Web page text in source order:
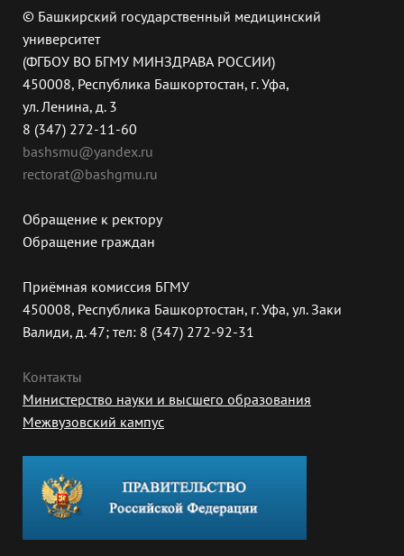
© Башкирский государственный медицинский
университет
(ФГБОУ ВО БГМУ МИНЗДРАВА РОССИИ)
450008, Республика Башкортостан, г. Уфа,
ул. Ленина, д. 3
8 (347) 272-11-60
bashsmu@yandex.ru
rectorat@bashgmu.ru
Обращение к ректору
Обращение граждан
Приёмная комиссия БГМУ
450008, Республика Башкортостан, г. Уфа, ул. Заки
Валиди, д. 47; тел: 8 (347) 272-92-31
Контакты
Министерство науки и высшего образования
Межвузовский кампус